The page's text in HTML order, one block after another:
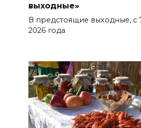
специалисты
выходные»
В предстоящие выходные, с
2026 года